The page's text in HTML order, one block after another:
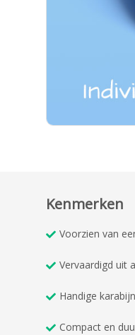
Kenmerken
Voorzien van
Vervaardigd uit
Handige
Compact en